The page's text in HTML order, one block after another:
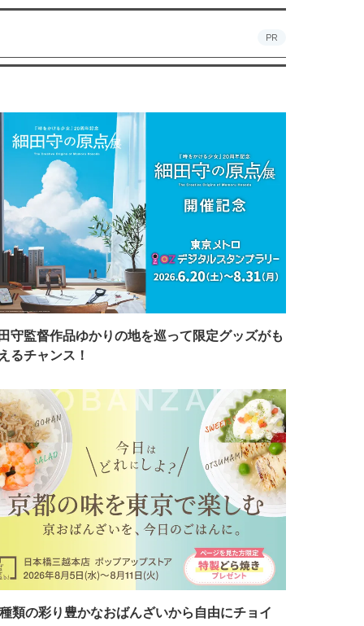
PR
守監督作品ゆかりの地を巡って限定グッズがも
るチャンス！
類の彩り豊かなおばんざいから自由にチョイ